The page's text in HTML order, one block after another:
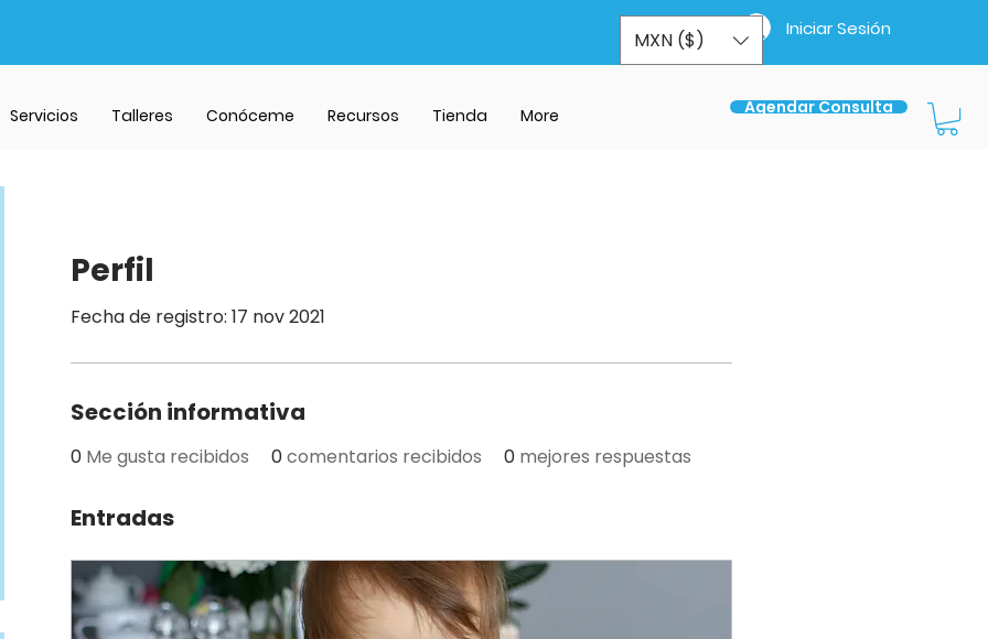
Iniciar Sesión
MXN ($)
Servicios Talleres Conóceme Recursos Tienda More Agendar Consulta
Perfil
Fecha de registro: 17 nov 2021
Sección informativa
0 Me gusta recibidos 0comentarios recibidos 0 mejores respuestas
Entradas